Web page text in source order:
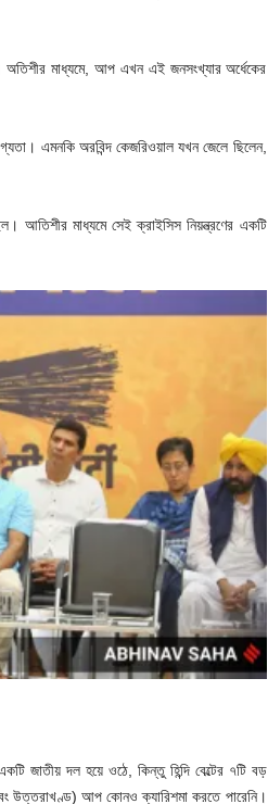
মাধ্যমে, আপ এখন এই জনসংখ্যার অর্ধেকের
এমনকি অরবিন্দ কেজরিওয়াল যখন জেলে ছিলেন,
আতিশীর মাধ্যমে সেই ক্রাইসিস নিয়ন্ত্রণের একটি
জাতীয় দল হয়ে ওঠে, কিন্তু হিন্দি বেল্টের ৭টি বড়
উত্তরাখণ্ড) আপ কোনও ক্যারিশমা করতে পারেনি।